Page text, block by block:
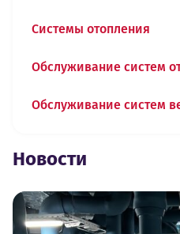
Системы отопления
Обслуживание систем
Обслуживание систем
Новости